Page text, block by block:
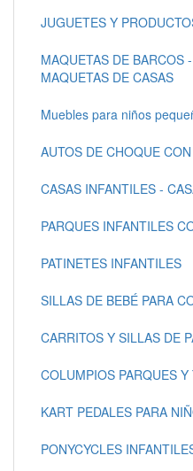
JUGUETES Y
MAQUETAS DE BARCOS
MAQUETAS DE CASAS
Muebles para niños
AUTOS DE CHOQUE
CASAS INFANTILES -
PARQUES INFANTILES
PATINETES INFANTILES
SILLAS DE BEBÉ PARA
CARRITOS Y SILLAS DE
COLUMPIOS PARQUES
KART PEDALES PARA
PONYCYCLES